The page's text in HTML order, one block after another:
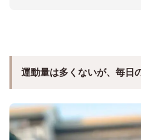
運動量は多くないが、毎日